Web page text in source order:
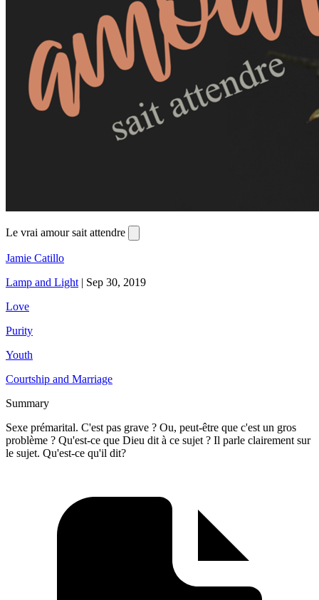
Le vrai amour sait attendre
Jamie Catillo
Lamp and Light | Sep 30, 2019
Love
Purity
Youth
Courtship and Marriage
Summary
Sexe prémarital. C'est pas grave ? Ou, peut-être que c'est un gros
problème ? Qu'est-ce que Dieu dit à ce sujet ? Il parle clairement sur
le sujet. Qu'est-ce qu'il dit?